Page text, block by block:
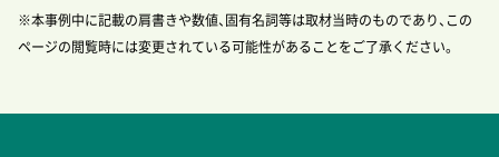
※本事例中に記載の肩書きや数値、固有名詞等は取材当時のものであり、この
ページの閲覧時には変更されている可能性があることをご了承ください。